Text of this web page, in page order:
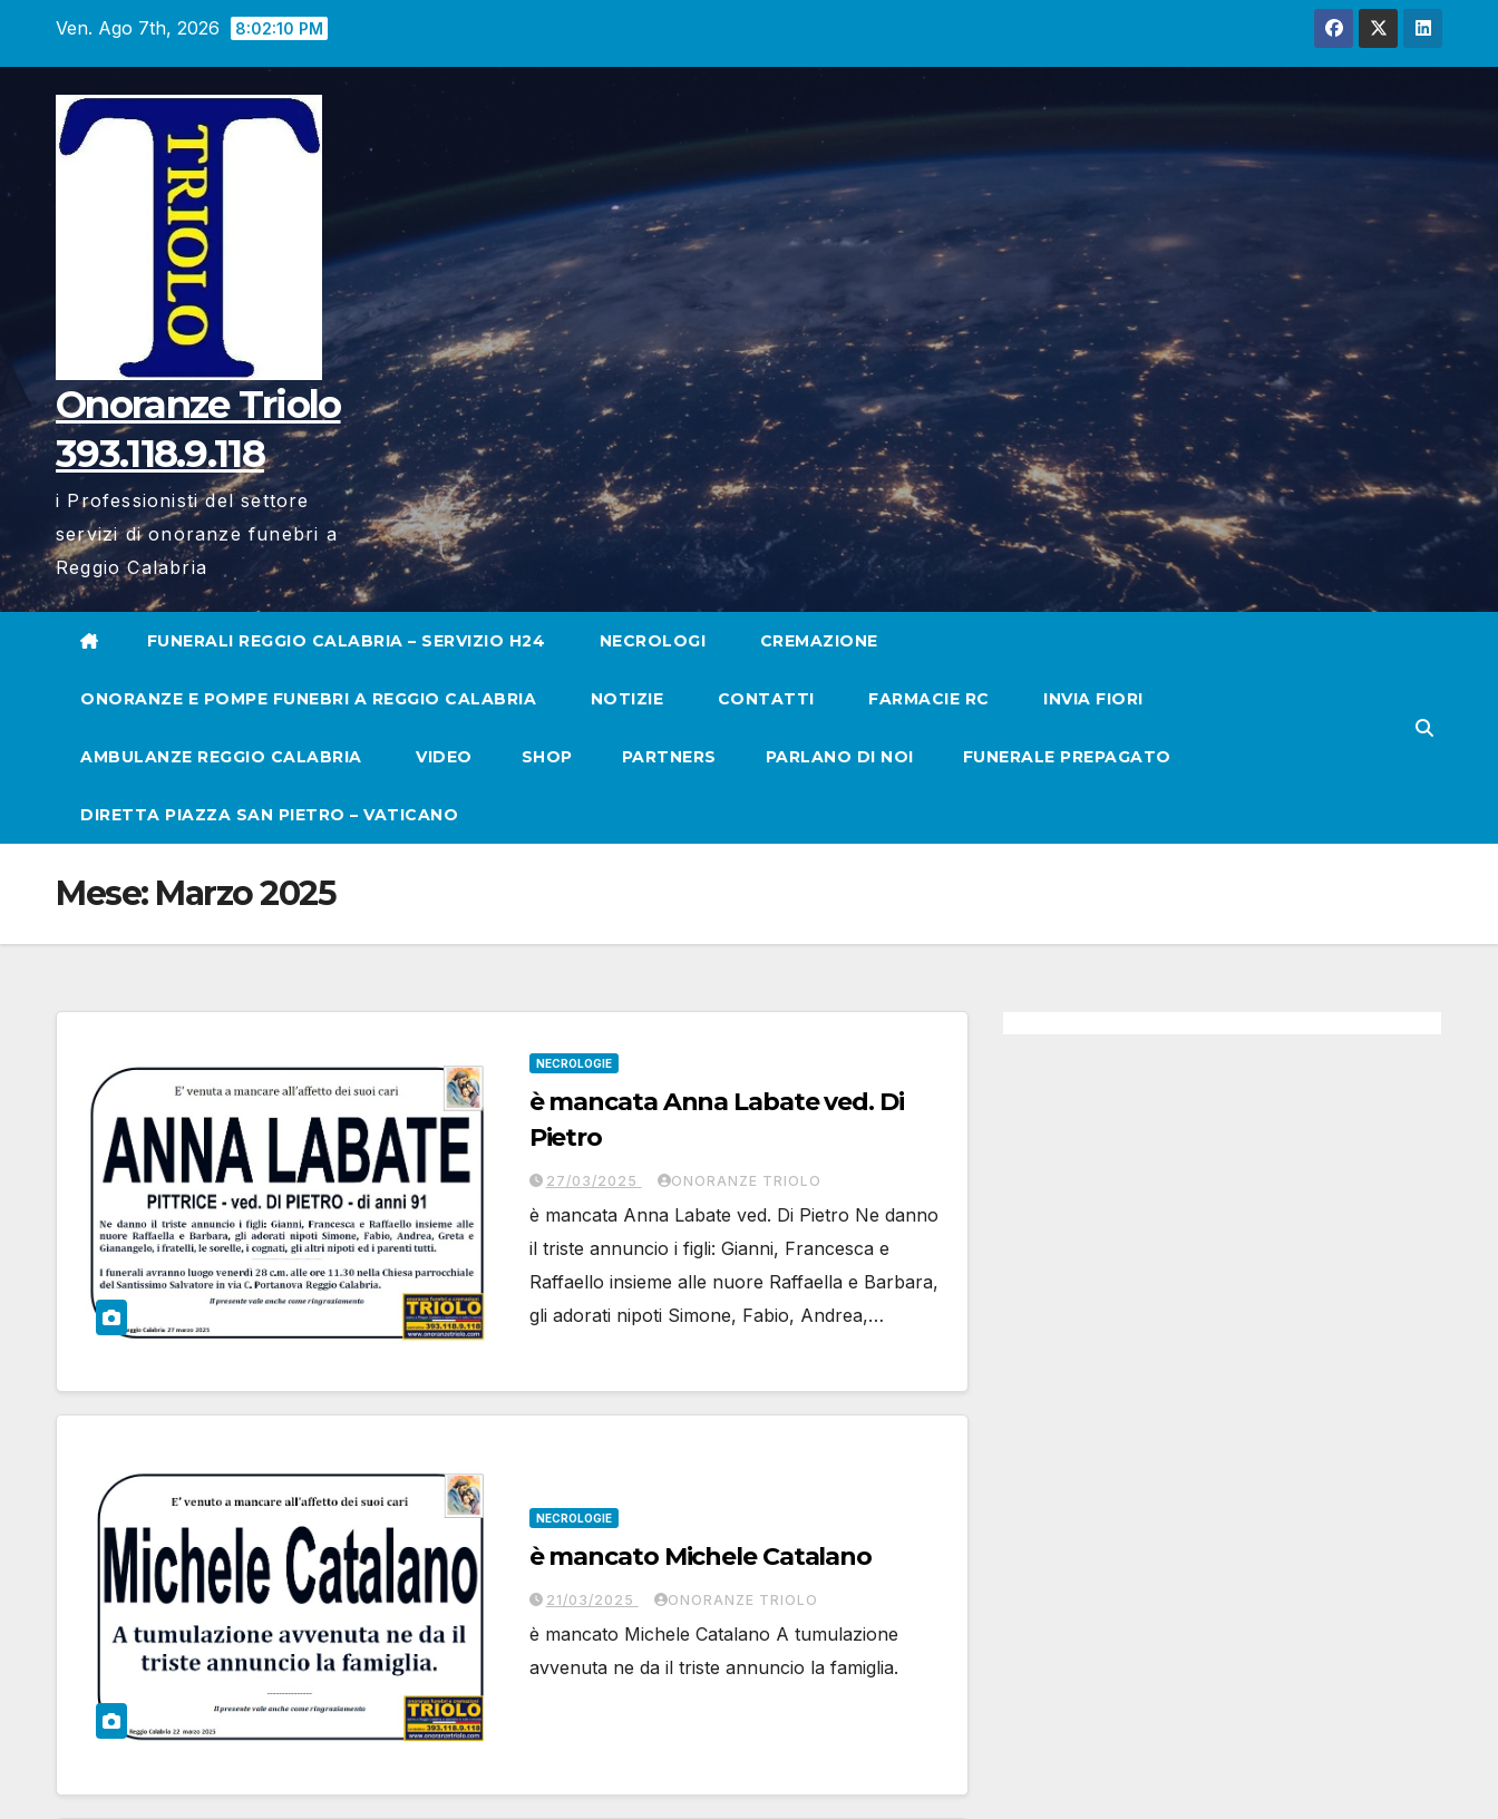
Ven. Ago 7th, 2026 8:02:12 PM
Onoranze Triolo
393.118.9.118
i Professionisti del settore
servizi di onoranze funebri a
Reggio Calabria
FUNERALI REGGIO CALABRIA – SERVIZIO H24 NECROLOGI CREMAZIONE
ONORANZE E POMPE FUNEBRI A REGGIO CALABRIA NOTIZIE CONTATTI FARMACIE RC INVIA FIORI
AMBULANZE REGGIO CALABRIA VIDEO SHOP PARTNERS PARLANO DI NOI FUNERALE PREPAGATO
DIRETTA PIAZZA SAN PIETRO – VATICANO
Mese: Marzo 2025
NECROLOGIE
è mancata Anna Labate ved. Di
Pietro
27/03/2025 ONORANZE TRIOLO
è mancata Anna Labate ved. Di Pietro Ne danno
il triste annuncio i figli: Gianni, Francesca e
Raffaello insieme alle nuore Raffaella e Barbara,
gli adorati nipoti Simone, Fabio, Andrea,…
NECROLOGIE
è mancato Michele Catalano
21/03/2025 ONORANZE TRIOLO
è mancato Michele Catalano A tumulazione
avvenuta ne da il triste annuncio la famiglia.